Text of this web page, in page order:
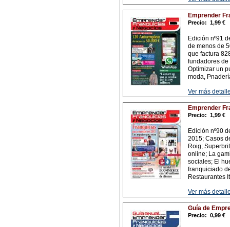
Emprender
Precio: 1,99 €
Edición nº91
de menos de
que factura
fundadores de
Optimizar un
moda,
Ver más
Emprender
Precio: 1,99 €
Edición nº90
2015; Casos
Roig;
online; La
sociales; El
franquiciado
Restaurantes
Ver más
Guía de
Precio: 0,99 €